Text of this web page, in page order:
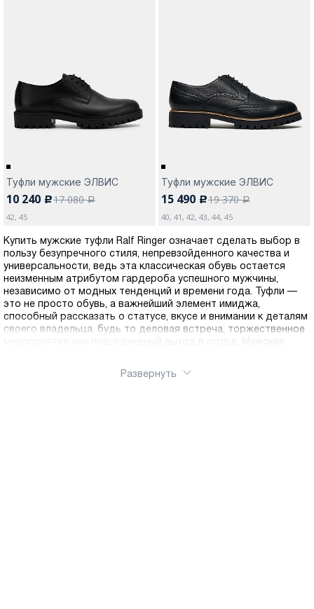
Туфли мужские ЭЛВИС
10 240 c17 080a
42, 45
Туфли мужские ЭЛВИС
15 490 c19 370a
40, 41, 42, 43, 44, 45
Купить мужские туфли Ralf Ringer означает сделать выбор в
пользу безупречного стиля, непревзойденного качества и
универсальности, ведь эта классическая обувь остается
неизменным атрибутом гардероба успешного мужчины,
независимо от модных тенденций и времени года. Туфли —
это не просто обувь, а важнейший элемент имиджа,
способный рассказать о статусе, вкусе и внимании к деталям
своего владельца, будь то деловая встреча, торжественное
моделями для любого сезона. Летние туфли выполнены из
Развернуть